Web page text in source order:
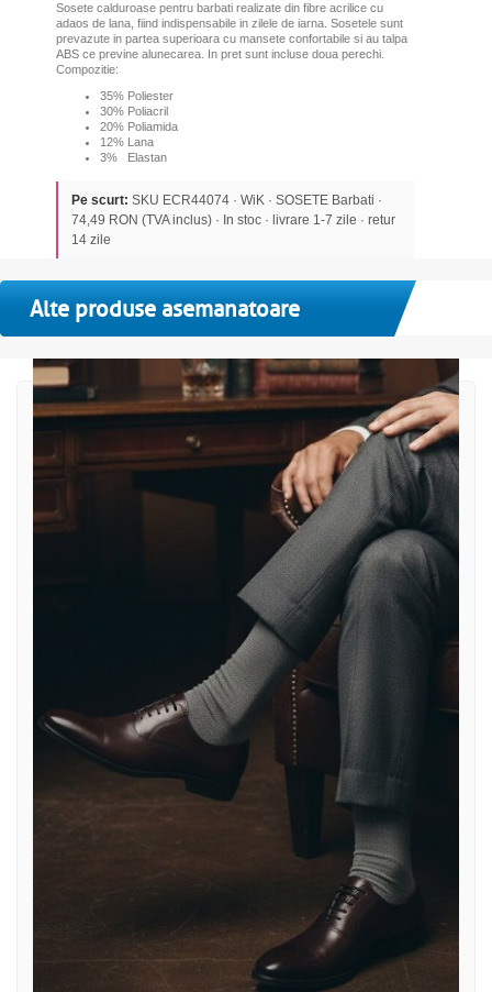
Sosete calduroase pentru barbati realizate din fibre acrilice cu
adaos de lana, fiind indispensabile in zilele de iarna. Sosetele sunt
prevazute in partea superioara cu mansete confortabile si au talpa
ABS ce previne alunecarea. In pret sunt incluse doua perechi.
Compozitie:
35% Poliester
30% Poliacril
20% Poliamida
12% Lana
3% Elastan
Pe scurt: SKU ECR44074 · WiK · SOSETE Barbati ·
74,49 RON (TVA inclus) · In stoc · livrare 1-7 zile · retur
14 zile
Alte produse asemanatoare